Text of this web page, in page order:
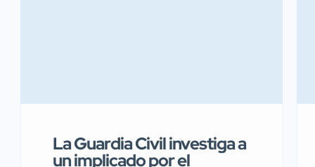
La Guardia Civil investiga a
un implicado por el